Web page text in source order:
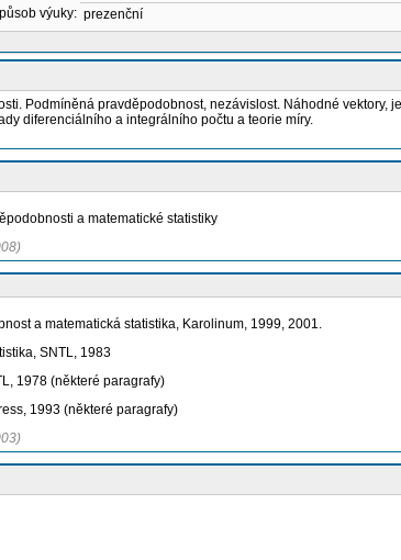
výuky: prezenční
Podmíněná pravděpodobnost, nezávislost. Náhodné
diferenciálního a integrálního počtu a teorie míry.
a matematické statistiky
a matematická statistika, Karolinum, 1999, 2001.
SNTL, 1983
1978 (některé paragrafy)
1993 (některé paragrafy)